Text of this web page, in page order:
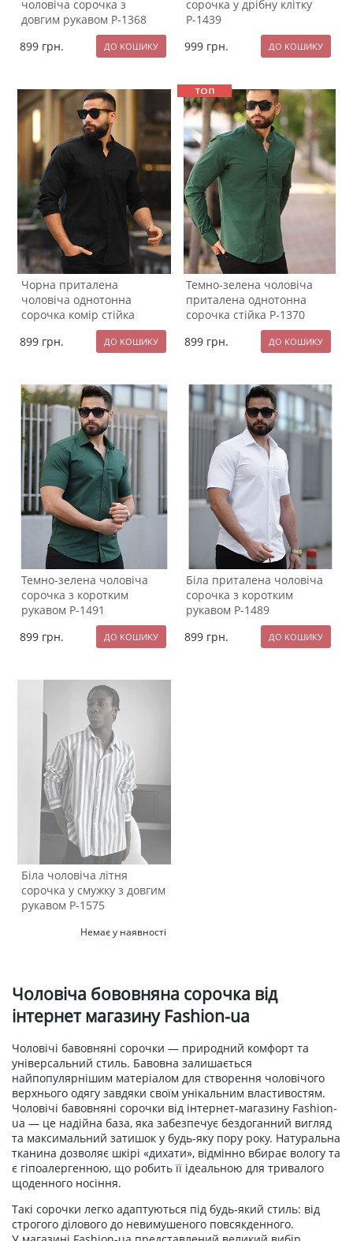
чоловіча сорочка з
довгим рукавом Р-1368
899 грн.
сорочка у дрібну клітку
Р-1439
999 грн.
Чорна приталена
чоловіча однотонна
сорочка комір стійка
899 грн.
Темно-зелена чоловіча
приталена однотонна
сорочка стійка Р-1370
899 грн.
Темно-зелена чоловіча
сорочка з коротким
рукавом Р-1491
899 грн.
Біла приталена чоловіча
сорочка з коротким
рукавом Р-1489
899 грн.
Біла чоловіча літня
сорочка у смужку з довгим
рукавом Р-1575
Немає у наявності
Чоловіча бововняна сорочка від
інтернет магазину Fashion-ua
Чоловічі бавовняні сорочки — природний комфорт та
універсальний стиль. Бавовна залишається
найпопулярнішим матеріалом для створення чоловічого
верхнього одягу завдяки своїм унікальним властивостям.
Чоловічі бавовняні сорочки від інтернет-магазину Fashion-
ua — це надійна база, яка забезпечує бездоганний вигляд
та максимальний затишок у будь-яку пору року. Натуральна
тканина дозволяє шкірі «дихати», відмінно вбирає вологу та
є гіпоалергенною, що робить її ідеальною для тривалого
щоденного носіння.
Такі сорочки легко адаптуються під будь-який стиль: від
строгого ділового до невимушеного повсякденного.